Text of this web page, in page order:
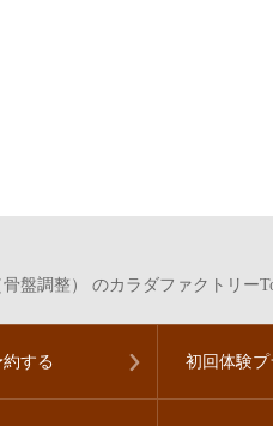
盤調整） のカラダファクトリー
する 初回体験プ